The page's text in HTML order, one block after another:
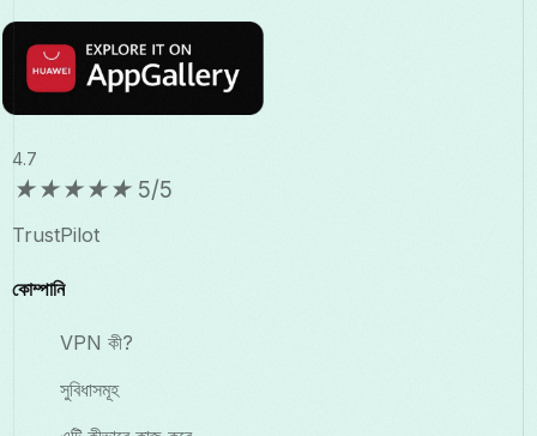
4.7
★★★★★ 5/5
TrustPilot
কোম্পানি
VPN কী?
সুবিধাসমূহ